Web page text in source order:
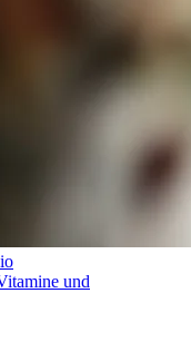
und